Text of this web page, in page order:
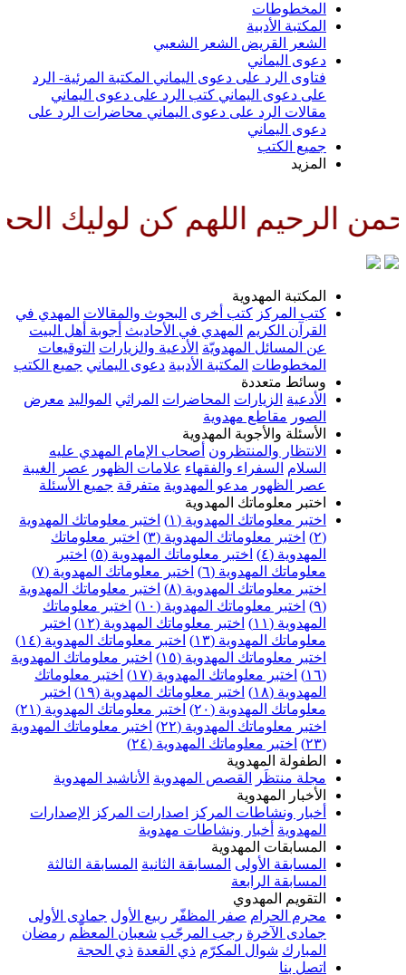
المخطوطات
المكتبة الأدبية
الشعر القريض الشعر الشعبي
دعوى اليماني
فتاوى الرد على دعوى اليماني المكتبة المرئية- الرد
على دعوى اليماني كتب الرد على دعوى اليماني
مقالات الرد على دعوى اليماني محاضرات الرد على
دعوى اليماني
جميع الكتب
المزيد
الرحيم اللهم كن لوليك
المكتبة المهدوية
كتب المركز كتب أخرى البحوث والمقالات المهدي في
القرآن الكريم
المهدي في الأحاديث أجوبة أهل البيت
عن المسائل المهدويّة الأدعية والزيارات التوقيعات
المخطوطات المكتبة الأدبية دعوى اليماني جميع الكتب
وسائط متعددة
الأدعية الزيارات المحاضرات المراثي المواليد معرض
الصور مقاطع مهدوية
الأسئلة والأجوبة المهدوية
الانتظار والمنتظرون أصحاب الإمام المهدي عليه
السلام السفراء والفقهاء علامات الظهور
عصر الغيبة
عصر الظهور مدعو المهدوية متفرقة جميع الأسئلة
اختبر معلوماتك المهدوية
اختبر معلوماتك المهدوية (١)
اختبر معلوماتك المهدوية
(٢)
اختبر معلوماتك المهدوية (٣)
اختبر معلوماتك
المهدوية (٤)
اختبر معلوماتك المهدوية (٥)
اختبر
معلوماتك المهدوية (٦)
اختبر معلوماتك المهدوية (٧)
اختبر معلوماتك المهدوية (٨)
اختبر معلوماتك المهدوية
(٩)
اختبر معلوماتك المهدوية (١٠)
اختبر معلوماتك
المهدوية (١١)
اختبر معلوماتك المهدوية (١٢)
اختبر
معلوماتك المهدوية (١٣)
اختبر معلوماتك المهدوية (١٤)
اختبر معلوماتك المهدوية (١٥)
اختبر معلوماتك المهدوية
(١٦)
اختبر معلوماتك المهدوية (١٧)
اختبر معلوماتك
المهدوية (١٨)
اختبر معلوماتك المهدوية (١٩)
اختبر
معلوماتك المهدوية (٢٠)
اختبر معلوماتك المهدوية (٢١)
اختبر معلوماتك المهدوية (٢٢)
اختبر معلوماتك المهدوية
(٢٣)
اختبر معلوماتك المهدوية (٢٤)
الطفولة المهدوية
مجلة منتظَر
القصص المهدوية الأناشيد المهدوية
الأخبار المهدوية
أخبار ونشاطات المركز
اصدارات المركز
الإصدارات
المهدوية أخبار ونشاطات مهدوية
المسابقات المهدوية
المسابقة الأولى المسابقة الثانية المسابقة الثالثة
المسابقة الرابعة
التقويم المهدوي
محرم الحرام صفر المظفّر ربيع الأول جمادى الأولى
جمادى الآخرة رجب المرجّب شعبان المعظّم رمضان
المبارك شوال المكرّم ذي القعدة ذي الحجة
اتصل بنا